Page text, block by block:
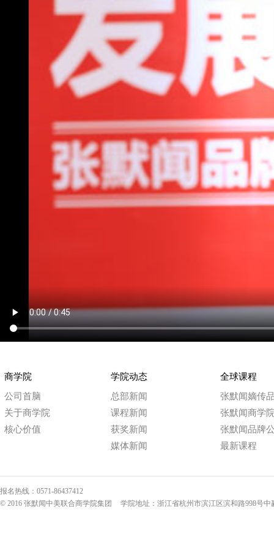
商学院
公司首脑
关于商学院
核心价值
学院动态
总部新闻
课程新闻
获奖新闻
媒体新闻
全球课程
张默闻嫡传
张默闻商学
张默闻品牌
最新课程
报名热线：0571-86437412
© 2016 张默闻中美联合商学院集团
学院地址：浙江省杭州市滨江区滨和路998号中